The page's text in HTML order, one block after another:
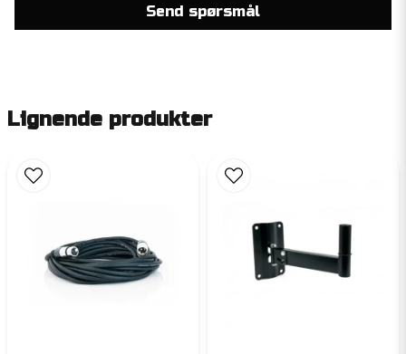
Send spørsmål
Lignende produkter